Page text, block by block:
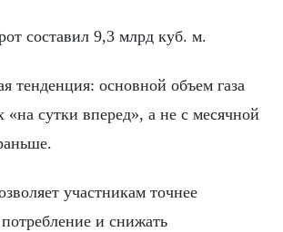
составил 9,3 млрд куб. м.
тенденция: основной объем газа
«на сутки вперед», а не с месячной
участникам точнее
и снижать